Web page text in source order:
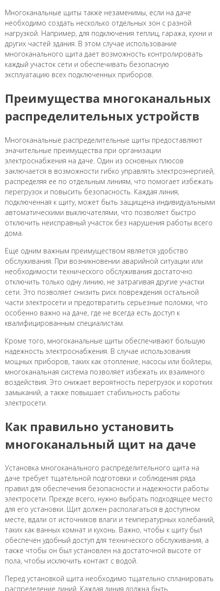
Многоканальные щиты также незаменимы, если на даче
необходимо создать несколько отдельных зон с разной
нагрузкой. Например, для подключения теплиц, гаража, кухни и
других частей здания. В этом случае использование
многоканального щита дает возможность контролировать
каждый участок сети и обеспечивать безопасную
эксплуатацию всех подключенных приборов.
Преимущества многоканальных
распределительных устройств
Многоканальные распределительные щиты предоставляют
значительные преимущества при организации
электроснабжения на даче. Один из основных плюсов
заключается в возможности гибко управлять электроэнергией,
распределяя ее по отдельным линиям, что помогает избежать
перегрузок и повысить безопасность. Каждая линия,
подключенная к щиту, может быть защищена индивидуальными
автоматическими выключателями, что позволяет быстро
отключить неисправный участок без нарушения работы всего
дома.
Еще одним важным преимуществом является удобство
обслуживания. При возникновении аварийной ситуации или
необходимости технического обслуживания достаточно
отключить только одну линию, не затрагивая другие участки
сети. Это позволяет снизить риск повреждения остальной
части электросети и предотвратить серьезные поломки, что
особенно важно на даче, где не всегда есть доступ к
квалифицированным специалистам.
Кроме того, многоканальные щиты обеспечивают большую
надежность электроснабжения. В случае использования
мощных приборов, таких как отопление, насосы или бойлеры,
многоканальная система позволяет избежать их взаимного
воздействия. Это снижает вероятность перегрузок и коротких
замыканий, а также повышает стабильность работы
электросети.
Как правильно установить
многоканальный щит на даче
Установка многоканального распределительного щита на
даче требует тщательной подготовки и соблюдения ряда
правил для обеспечения безопасности и надежности работы
электросети. Прежде всего, нужно выбрать подходящее место
для его установки. Щит должен располагаться в доступном
месте, вдали от источников влаги и температурных колебаний,
таких как ванных комнат и кухонь. Важно, чтобы к щиту был
обеспечен удобный доступ для технического обслуживания, а
также чтобы он был установлен на достаточной высоте от
пола, чтобы исключить контакт с водой.
Перед установкой щита необходимо тщательно спланировать
распределение линий. Каждая линия должна быть